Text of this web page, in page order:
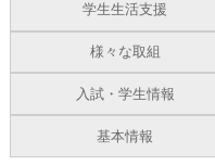
学生生活支援
様々な取組
入試・学生情報
基本情報